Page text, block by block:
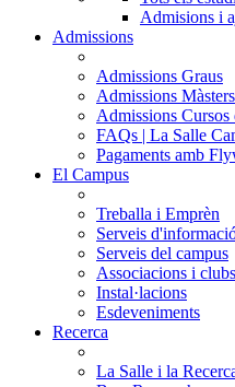
Admisions i
Admissions
Admissions Graus
Admissions Màsters
Admissions
FAQs | La Salle
Pagaments amb
El Campus
Treballa i Emprèn
Serveis
Serveis del campus
Associacions i
Instal·lacions
Esdeveniments
Recerca
La Salle i la